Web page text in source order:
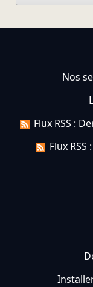
Nos
Flux RSS :
Flux